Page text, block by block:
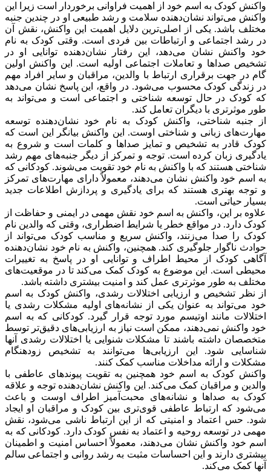
واکنش کودک به اسم خود از اهمیت فراوانی برخوردار است زیرا این
واکنش می‌تواند نشان‌دهنده سلامت و رشد طبیعی او در چندین جنبه
مختلف باشد. یکی از اصلی‌ترین دلایل اهمیت این واکنش، نقش آن
در رشد اجتماعی و ارتباطات بین فردی است. وقتی کودک به نام
خود واکنش نشان می‌دهد، این رفتار نشان‌دهنده توانایی او در
تشخیص صداها و تعاملات اجتماعی اولیه است. این واکنش اولین
گام در جهت برقراری ارتباط با والدین، مراقبان و سایر افراد مهم
در زندگی کودک محسوب می‌شود. در واقع، این پاسخ نشان می‌دهد
که کودک در حال توسعه شناختی و اجتماعی است و می‌تواند به
طور موثرتری با دیگران تعامل کند.
از جنبه شناختی، واکنش کودک به نام خود نشان‌دهنده توسعه
مهارت‌های زبانی و شناختی اوست. این واکنش بیانگر این است که
کودک قادر به تشخیص و تمایز صداها و کلمات است و شروع به
یادگیری زبان کرده است. توجه و تمرکز از دیگر جنبه‌های مهم رشد
شناختی هستند که با واکنش به نام خود تقویت می‌شوند. کودکانی که
به اسم خود واکنش نشان می‌دهند، معمولاً دارای مهارت‌های تمرکز
و توجه بهتری هستند که برای یادگیری و پردازش اطلاعات جدید
بسیار حیاتی است.
علاوه بر این، واکنش به اسم خود نقش مهمی در ایمنی و حفاظت از
کودک دارد. در مواقع خطر یا شرایط اضطراری، وقتی که والدین نام
کودک را صدا می‌زنند، واکنش سریع و مناسب کودک می‌تواند از
حوادث ناگوار جلوگیری کند. همچنین، واکنش به نام خود نشان‌دهنده
آگاهی کودک از محیط اطراف و توانایی او در پاسخ به تغییرات
محیطی است. این موضوع به کودک کمک می‌کند تا در موقعیت‌های
مختلف به طور موثرتری عمل کند و امنیت بیشتری داشته باشد.
از نظر تشخیص و ارزیابی اختلالات رشدی، واکنش کودک به اسم
خود می‌تواند به عنوان یکی از نشانه‌های اولیه مشکلات رشدی یا
اختلالات مانند اوتیسم مورد توجه قرار گیرد. کودکانی که به اسم
خود واکنش نمی‌دهند، ممکن است نیاز به ارزیابی‌های دقیق‌تر توسط
متخصصان داشته باشند تا مشکلات شنوایی یا اختلالات رشدی آنها
شناسایی شود. این ارزیابی‌ها می‌توانند به تشخیص زودهنگام
مشکلات و ارائه مداخلات مناسب کمک کنند.
واکنش کودک به اسم خود همچنین به تقویت پیوندهای عاطفی با
والدین و مراقبان کمک می‌کند. این واکنش نشان‌دهنده توجه و علاقه
کودک به صداها و نشانه‌های محبت‌آمیز اطراف اوست و باعث
می‌شود که ارتباط عاطفی قوی‌تری بین کودک و مراقبان او ایجاد
شود. حس اعتماد و امنیتی که از این ارتباط ناشی می‌شود، نقش
مهمی در توسعه روحیه و اعتماد به نفس کودک دارد. کودکانی که به
اسم خود واکنش نشان می‌دهند، معمولاً احساس امنیت و اطمینان
بیشتری دارند و این احساسات مثبت به رشد روانی و اجتماعی سالم
آنها کمک می‌کند.